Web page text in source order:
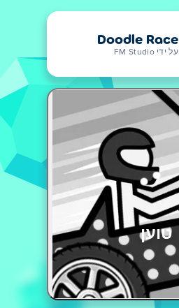
Doodle Race
על ידי FM Studio
טוען